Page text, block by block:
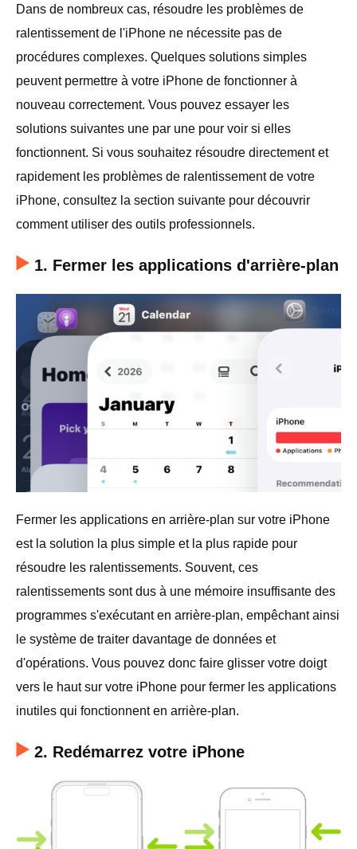
Dans de nombreux cas, résoudre les problèmes de
ralentissement de l'iPhone ne nécessite pas de
procédures complexes. Quelques solutions simples
peuvent permettre à votre iPhone de fonctionner à
nouveau correctement. Vous pouvez essayer les
solutions suivantes une par une pour voir si elles
fonctionnent. Si vous souhaitez résoudre directement et
rapidement les problèmes de ralentissement de votre
iPhone, consultez la section suivante pour découvrir
comment utiliser des outils professionnels.
1. Fermer les applications d'arrière-plan
Fermer les applications en arrière-plan sur votre iPhone
est la solution la plus simple et la plus rapide pour
résoudre les ralentissements. Souvent, ces
ralentissements sont dus à une mémoire insuffisante des
programmes s'exécutant en arrière-plan, empêchant ainsi
le système de traiter davantage de données et
d'opérations. Vous pouvez donc faire glisser votre doigt
vers le haut sur votre iPhone pour fermer les applications
inutiles qui fonctionnent en arrière-plan.
2. Redémarrez votre iPhone